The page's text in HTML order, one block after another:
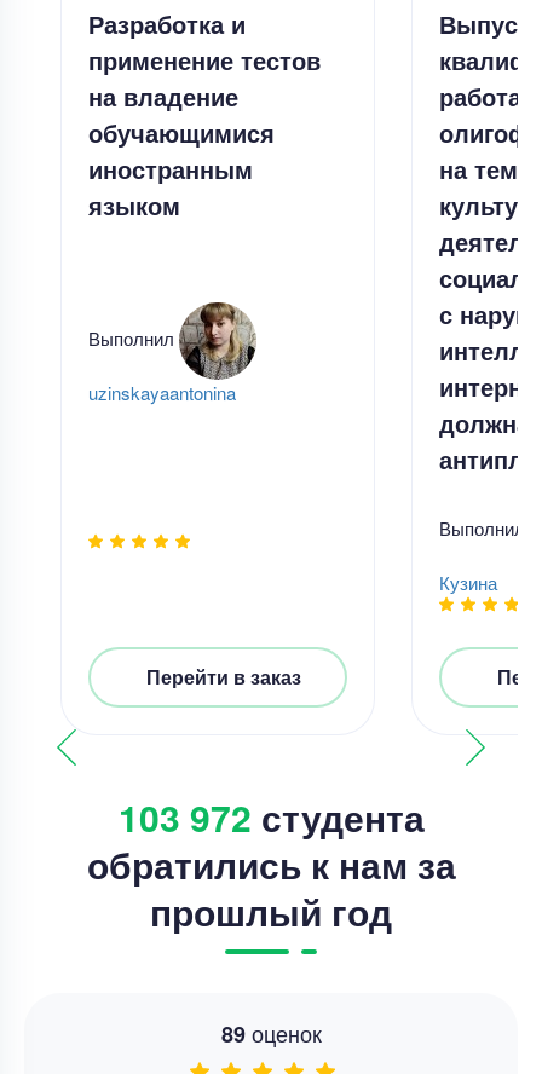
Разработка и
применение тестов
на владение
обучающимися
иностранным
языком
Выполнил
uzinskayaantonina
Перейти в заказ
работа
на
с
должна
антипл
Выполнил
Кузина
103 972 студента
обратились к нам за
прошлый год
89оценок